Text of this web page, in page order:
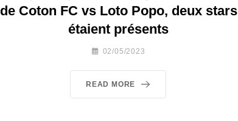
de Coton FC vs Loto Popo, deux stars
étaient présents
02/05/2023
READ MORE